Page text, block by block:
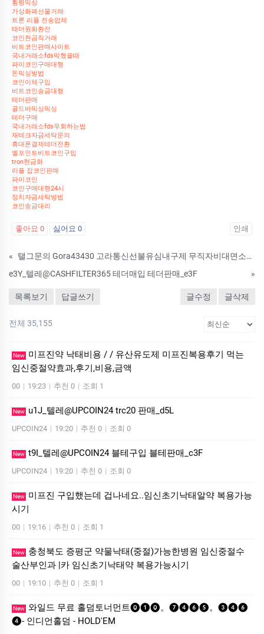
횡령믹싱
가상화폐선물거래
트론 리플 전송업체
태더원화환전
코인현금직거래
비트코인판매사이트
국내거래소fds막혔을때
파이코인구매대행
돈믹싱방법
코인이체구입
비트코인송금대행
테더판매
골드바믹싱믹싱
테더구매
국내거래소fds우회하는법
재테크자금세탁문의
휴대폰결제테더전환
엘포인트비트코인구입
tron현금화
리플 잡코인판매
파이코인
코인구매대행24시
정치자금세탁방법
코인송금대리
좋아요 0 싫어요 0 인쇄
«
탤그문의 Gora43430 고라통신선불유심내구제 무직자비대면소액대출 선불폰유심개통방법 긴급소액대출내구제 2026년철원군당일소액급전대출 SMR
e3Y_텔레@CASHFILTER365 테더매입 테더판매_e3F
»
목록보기 답글쓰기 글수정 글삭제
전체 35,155
New
미프진약 낙태비용 / / 유산유도제 미프진복용후기 먹는
임신중절약효과,후기,비용,금액
00 | 19:23 | 추천 0 | 조회 1
New u1J_텔레@UPCOIN24 trc20 판매_d5L
UPCOIN24 | 19:20 | 추천 0 | 조회 0
New t9I_텔레@UPCOIN24 블테구입 블테판매_c3F
UPCOIN24 | 19:20 | 추천 0 | 조회 0
New
미프진 구입했는데 겁나네요..임신초기낙­태알약 복용가능
시기
00 | 19:16 | 추천 0 | 조회 1
New
충청북도 증평군 약물낙태(중절)가능한병원 임신중절수
술산부인과 |카 임신초기낙­태약 복용가능시기
00 | 19:10 | 추천 0 | 조회 1
New 와일드 무료 홀덤토너먼트⓿❶⓿。❼❹❻❺。❸❹❻
❹- 인디언홀덤 - HOLD'EM